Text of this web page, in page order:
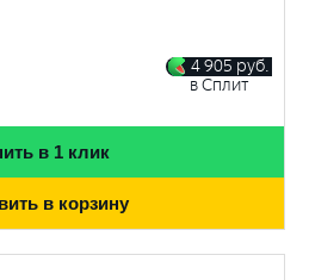
4 905 руб.
в Сплит
в 1 клик
в корзину